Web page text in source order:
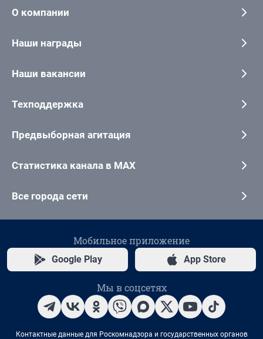
О компании
Наши награды
Наши вакансии
Техподдержка
Предвыборная агитация
Статистика канала в MAX
Все города сети
Мобильное приложение
Google Play App Store
Мы в соцсетях
Контактные данные для Роскомнадзора и государственных органов